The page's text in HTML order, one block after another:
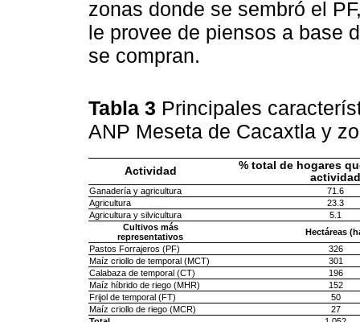
zonas donde se sembró el
le provee de piensos a base
se compran.
Tabla 3 Principales
ANP Meseta de Cacaxtla y
Actividad
% total de hogares
actividad
Ganadería y agricultura
71.6
Agricultura
23.3
Agricultura y silvicultura
5.1
Cultivos más
representativos
Hectáreas
Pastos Forrajeros (PF)
326
Maíz criollo de temporal (MCT)
301
Calabaza de temporal (CT)
196
Maíz híbrido de riego (MHR)
152
Frijol de temporal (FT)
50
Maíz criollo de riego (MCR)
27